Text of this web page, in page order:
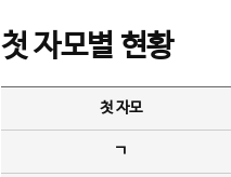
첫 자모별 현황
첫 자모
ㄱ